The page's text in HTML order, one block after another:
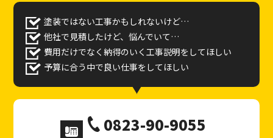
塗装ではない工事かもしれないけど…
他社で見積したけど、悩んでいて…
費用だけでなく納得のいく工事説明をしてほしい
予算に合う中で良い仕事をしてほしい
0823-90-9055